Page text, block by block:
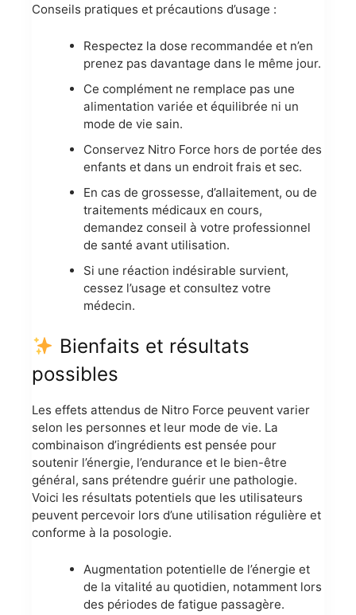
Conseils pratiques et précautions d’usage :
Respectez la dose recommandée et n’en
prenez pas davantage dans le même jour.
Ce complément ne remplace pas une
alimentation variée et équilibrée ni un
mode de vie sain.
Conservez Nitro Force hors de portée des
enfants et dans un endroit frais et sec.
En cas de grossesse, d’allaitement, ou de
traitements médicaux en cours,
demandez conseil à votre professionnel
de santé avant utilisation.
Si une réaction indésirable survient,
cessez l’usage et consultez votre
médecin.
Bienfaits et résultats
possibles
Les effets attendus de Nitro Force peuvent varier
selon les personnes et leur mode de vie. La
combinaison d’ingrédients est pensée pour
soutenir l’énergie, l’endurance et le bien-être
général, sans prétendre guérir une pathologie.
Voici les résultats potentiels que les utilisateurs
peuvent percevoir lors d’une utilisation régulière et
conforme à la posologie.
Augmentation potentielle de l’énergie et
de la vitalité au quotidien, notamment lors
des périodes de fatigue passagère.